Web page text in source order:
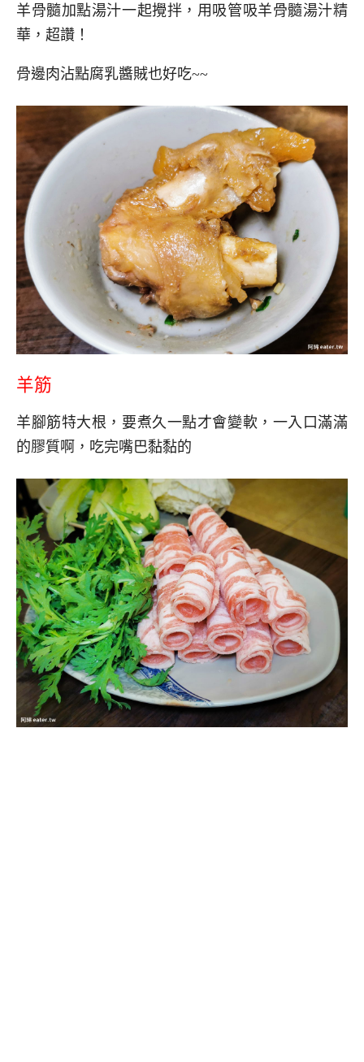
羊骨髓加點湯汁一起攪拌，用吸管吸羊骨髓湯汁精
華，超讚！
骨邊肉沾點腐乳醬賊也好吃~~
羊筋
羊腳筋特大根，要煮久一點才會變軟，一入口滿滿
的膠質啊，吃完嘴巴黏黏的